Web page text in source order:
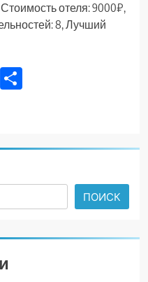
отеля: 9000₽,
8, Лучший
Telegram
ПОИСК